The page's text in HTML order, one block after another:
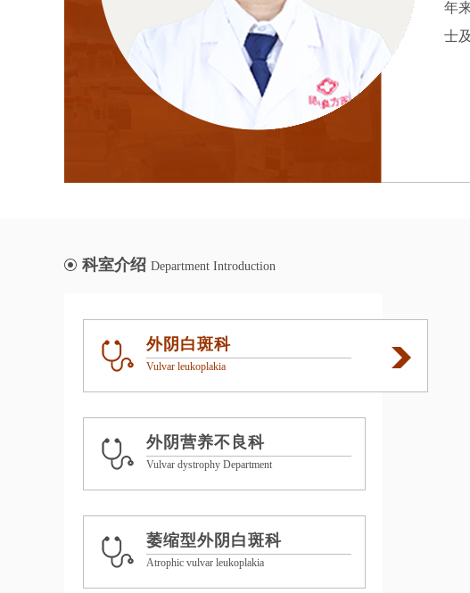
科室介绍 Department Introduction
外阴白斑科
Vulvar leukoplakia
外阴营养不良科
Vulvar dystrophy Department
萎缩型外阴白斑科
Atrophic vulvar leukoplakia